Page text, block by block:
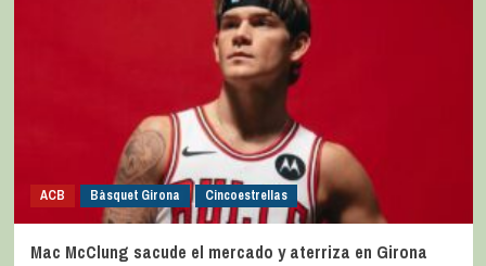
ACB Bàsquet Girona Cincoestrellas
Mac McClung sacude el mercado y aterriza en Girona